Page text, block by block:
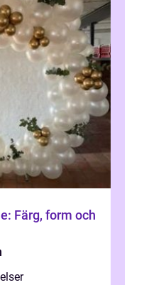
Färg, form och